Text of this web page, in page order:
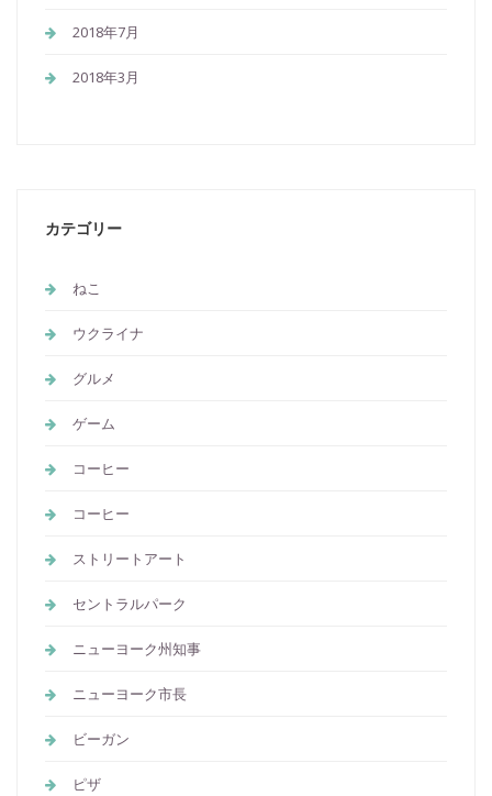
2018年7月
2018年3月
カテゴリー
ねこ
ウクライナ
グルメ
ゲーム
コーヒー
コーヒー
ストリートアート
セントラルパーク
ニューヨーク州知事
ニューヨーク市長
ビーガン
ピザ